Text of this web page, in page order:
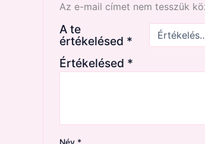
Az e-mail címet nem tesszük
A te
értékelésed *
Értékelésed *